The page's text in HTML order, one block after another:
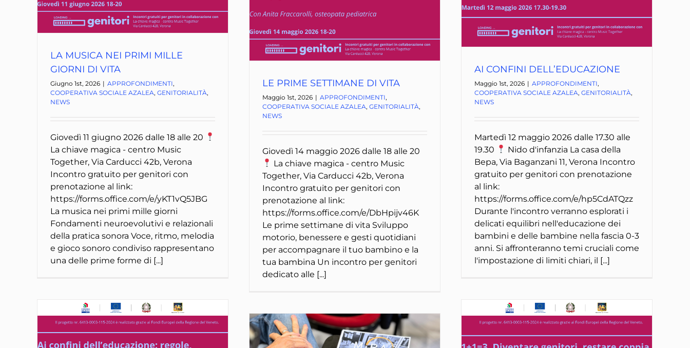
LA MUSICA NEI PRIMI MILLE
GIORNI DI VITA
Giugno 1st, 2026 | APPROFONDIMENTI,
COOPERATIVA SOCIALE AZALEA, GENITORIALITÀ,
NEWS
Giovedì 11 giugno 2026 dalle 18 alle 20
La chiave magica - centro Music
Together, Via Carducci 42b, Verona
Incontro gratuito per genitori con
prenotazione al link:
https://forms.office.com/e/yKT1vQ5JBG
La musica nei primi mille giorni
Fondamenti neuroevolutivi e relazionali
della pratica sonora Voce, ritmo, melodia
e gioco sonoro condiviso rappresentano
una delle prime forme di [...]
AI CONFINI DELL’EDUCAZIONE
Maggio 1st, 2026 | APPROFONDIMENTI,
COOPERATIVA SOCIALE AZALEA, GENITORIALITÀ,
NEWS
Martedì 12 maggio 2026 dalle 17.30 alle
19.30
Nido d'infanzia La casa della
Bepa, Via Baganzani 11, Verona Incontro
gratuito per genitori con prenotazione
al link:
https://forms.office.com/e/hp5CdATQzz
Durante l'incontro verranno esplorati i
delicati equilibri nell'educazione dei
bambini e delle bambine nella fascia 0-3
anni. Si affronteranno temi cruciali come
l'impostazione di limiti chiari, il [...]
LE PRIME SETTIMANE DI VITA
Maggio 1st, 2026 | APPROFONDIMENTI,
COOPERATIVA SOCIALE AZALEA, GENITORIALITÀ,
NEWS
Giovedì 14 maggio 2026 dalle 18 alle 20
La chiave magica - centro Music
Together, Via Carducci 42b, Verona
Incontro gratuito per genitori con
prenotazione al link:
https://forms.office.com/e/DbHpijv46K
Le prime settimane di vita Sviluppo
motorio, benessere e gesti quotidiani
per accompagnare il tuo bambino e la
tua bambina Un incontro per genitori
dedicato alle [...]